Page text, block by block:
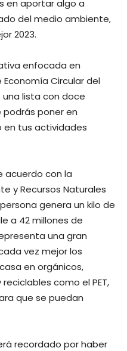
en aportar algo a
del medio ambiente,
2023.
enfocada en
Circular del
lista con doce
poner en
tus actividades
acuerdo con la
y Recursos Naturales
genera un kilo de
a 42 millones de
una gran
vez mejor los
en orgánicos,
como el PET,
que se puedan
recordado por haber